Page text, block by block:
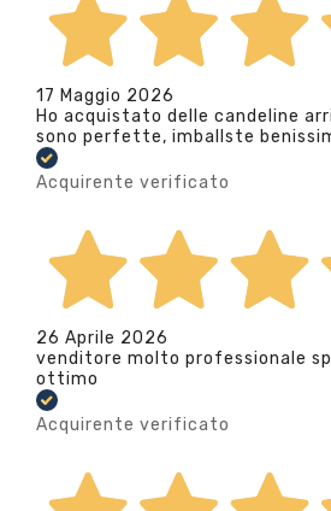
17 Maggio 2026
Ho acquistato delle candeline
sono perfette, imballste
Acquirente verificato
26 Aprile 2026
venditore molto professionale
ottimo
Acquirente verificato